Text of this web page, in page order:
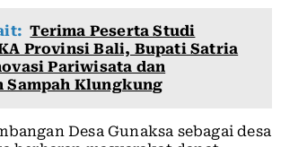
Terima Peserta Studi
Provinsi Bali, Bupati Satria
Pariwisata dan
Sampah Klungkung
Desa Gunaksa sebagai desa